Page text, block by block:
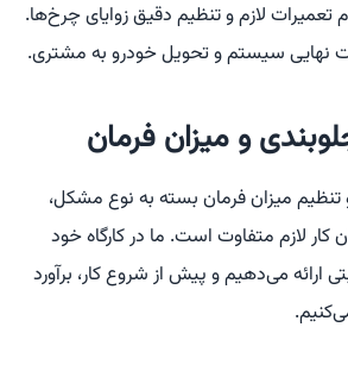
تعمیرات لازم و تنظیم دقیق زوایای چرخ‌ها.
نهایی سیستم و تحویل خودرو به مشتری.
و میزان فرمان
تنظیم میزان فرمان بسته به نوع مشکل،
کار لازم متفاوت است. ما در کارگاه خود
ارائه می‌دهیم و پیش از شروع کار، برآورد